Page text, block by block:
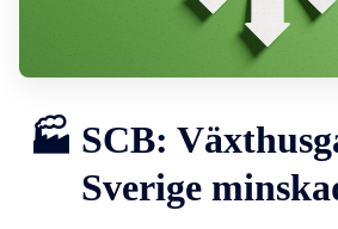
🏭 SCB:
Sverige